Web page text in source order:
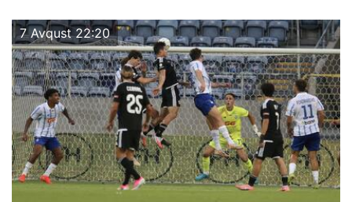
7 Avqust 22:20